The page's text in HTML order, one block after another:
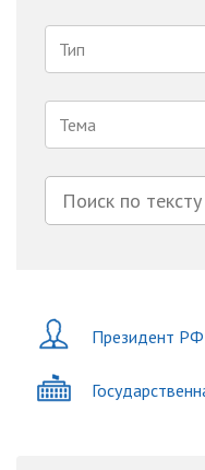
Тип
Тема
Президент РФ